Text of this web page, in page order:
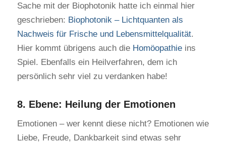
Sache mit der Biophotonik hatte ich einmal hier
geschrieben: Biophotonik – Lichtquanten als
Nachweis für Frische und Lebensmittelqualität.
Hier kommt übrigens auch die Homöopathieins
Spiel. Ebenfalls ein Heilverfahren, dem ich
persönlich sehr viel zu verdanken habe!
8. Ebene: Heilung der Emotionen
Emotionen – wer kennt diese nicht? Emotionen wie
Liebe, Freude, Dankbarkeit sind etwas sehr